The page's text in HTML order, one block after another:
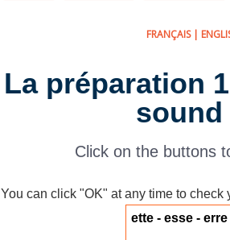
FRANÇAIS|
La préparation
sound
Click on the buttons
You can click "OK" at any time to check